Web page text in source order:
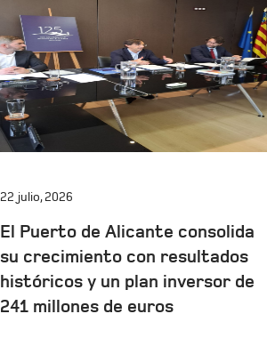
22 julio, 2026
El Puerto de Alicante consolida
su crecimiento con resultados
históricos y un plan inversor de
241 millones de euros